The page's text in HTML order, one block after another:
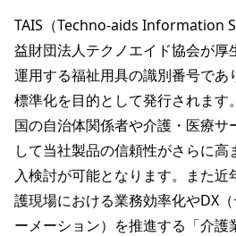
TAIS（Techno-aids Information
益財団法人テクノエイド協会が厚
運用する福祉用具の識別番号であ
標準化を目的として発行されます
国の自治体関係者や介護・医療
して当社製品の信頼性がさらに
入検討が可能となります。また
護現場における業務効率化やDX
ーメーション）を推進する「介護